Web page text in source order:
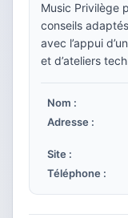
Music Privilège
conseils
avec l’appui
et d’ateliers
Nom :
Adresse :
Site :
Téléphone :